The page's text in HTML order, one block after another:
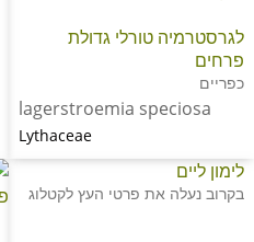
לגרסטרמיה טורלי גדולת
פרחים
כפריים
lagerstroemia speciosa
Lythaceae
לימון ליים
בקרוב נעלה את פרטי העץ לקטלוג